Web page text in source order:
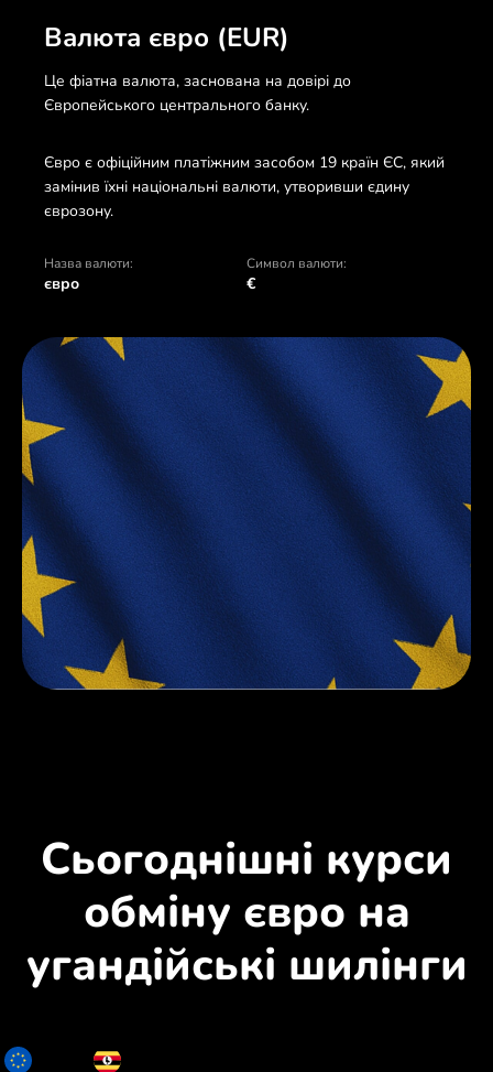
Валюта євро (EUR)
Це фіатна валюта, заснована на довірі до
Європейського центрального банку.
Євро є офіційним платіжним засобом 19 країн ЄС, який
замінив їхні національні валюти, утворивши єдину
єврозону.
Назва валюти:
євро
Символ валюти:
€
Сьогоднішні курси
обміну євро на
угандійські шилінги